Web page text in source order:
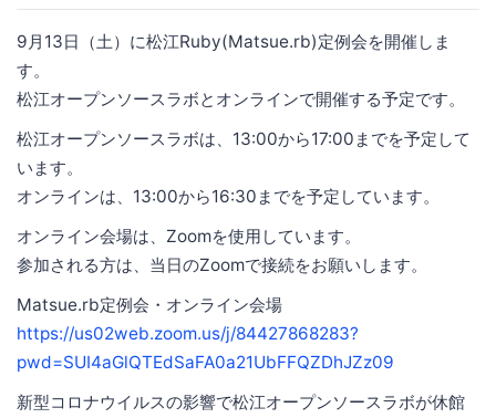
9月13日（土）に松江Ruby(Matsue.rb)定例会を開催しま
す。
松江オープンソースラボとオンラインで開催する予定です。
松江オープンソースラボは、13:00から17:00までを予定して
います。
オンラインは、13:00から16:30までを予定しています。
オンライン会場は、Zoomを使用しています。
参加される方は、当日のZoomで接続をお願いします。
Matsue.rb定例会・オンライン会場
https://us02web.zoom.us/j/84427868283?
pwd=SUI4aGlQTEdSaFA0a21UbFFQZDhJZz09
新型コロナウイルスの影響で松江オープンソースラボが休館